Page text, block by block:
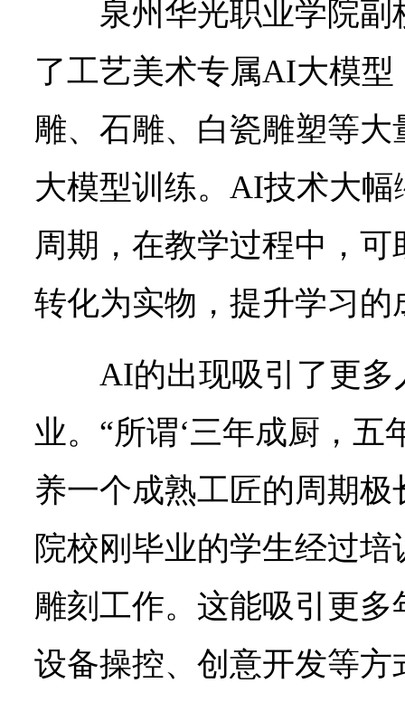
泉州华光职业学院
了工艺美术专属AI大模型
雕、石雕、白瓷雕塑等
大模型训练。AI技术大
周期，在教学过程中，
转化为实物，提升学习的
AI的出现吸引了更多
业。“所谓‘三年成厨，五
养一个成熟工匠的周期
院校刚毕业的学生经过
雕刻工作。这能吸引更
设备操控、创意开发等方